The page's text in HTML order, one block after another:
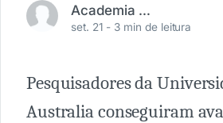
Academia Médica
set. 21 - 3 min de leitura
Pesquisadores da
Australia conseguiram